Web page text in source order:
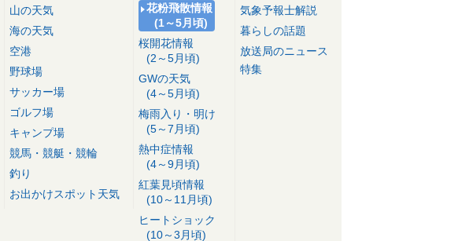
山の天気
海の天気
空港
野球場
サッカー場
ゴルフ場
キャンプ場
競馬・競艇・競輪
釣り
お出かけスポット天気
花粉飛散情報
(1～5月頃)
桜開花情報
(2～5月頃)
GWの天気
(4～5月頃)
梅雨入り・明け
(5～7月頃)
熱中症情報
(4～9月頃)
紅葉見頃情報
(10～11月頃)
ヒートショック
(10～3月頃)
気象予報士解説
暮らしの話題
放送局のニュース
特集